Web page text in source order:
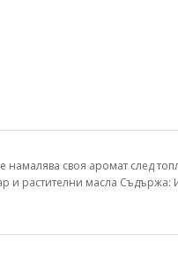
намалява своя аромат след
и растителни масла Съдържа: